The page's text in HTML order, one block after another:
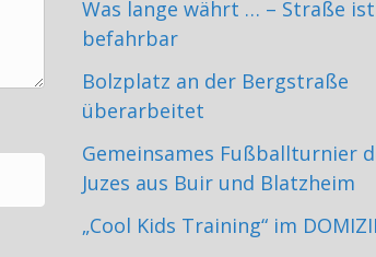
Was lange währt … – Straße ist
befahrbar
Bolzplatz an der Bergstraße
überarbeitet
Gemeinsames Fußballturnier
Juzes aus Buir und Blatzheim
„Cool Kids Training“ im